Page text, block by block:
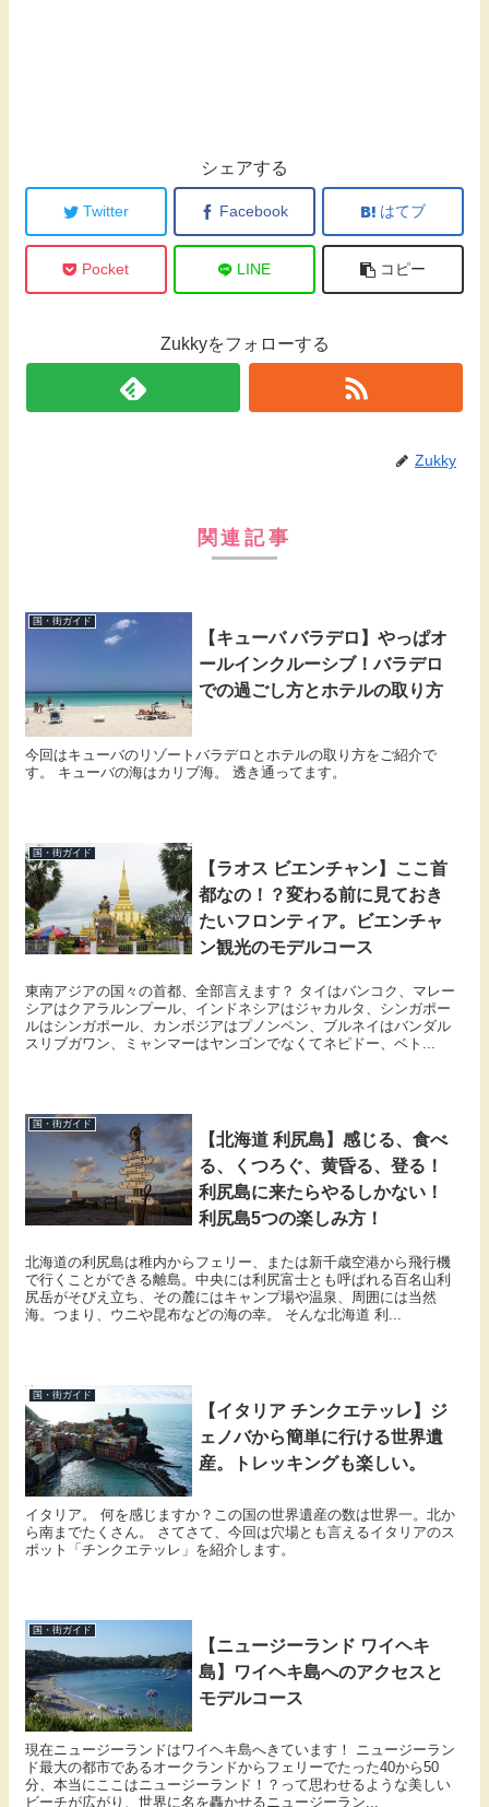
シェアする
Twitter Facebook はてブ
Pocket LINE コピー
Zukkyをフォローする
Zukky
関連記事
国・街ガイド
【キューバ バラデロ】やっぱオ
ールインクルーシブ！バラデロ
での過ごし方とホテルの取り方
今回はキューバのリゾートバラデロとホテルの取り方をご紹介で
す。 キューバの海はカリブ海。 透き通ってます。
国・街ガイド
【ラオス ビエンチャン】ここ首
都なの！？変わる前に見ておき
たいフロンティア。ビエンチャ
ン観光のモデルコース
東南アジアの国々の首都、全部言えます？ タイはバンコク、マレー
シアはクアラルンプール、インドネシアはジャカルタ、シンガポー
ルはシンガポール、カンボジアはプノンペン、ブルネイはバンダル
スリブガワン、ミャンマーはヤンゴンでなくてネピドー、ベト...
国・街ガイド
【北海道 利尻島】感じる、食べ
る、くつろぐ、黄昏る、登る！
利尻島に来たらやるしかない！
利尻島5つの楽しみ方！
北海道の利尻島は稚内からフェリー、または新千歳空港から飛行機
で行くことができる離島。中央には利尻富士とも呼ばれる百名山利
尻岳がそびえ立ち、その麓にはキャンプ場や温泉、周囲には当然
海。つまり、ウニや昆布などの海の幸。 そんな北海道 利...
国・街ガイド
【イタリア チンクエテッレ】ジ
ェノバから簡単に行ける世界遺
産。トレッキングも楽しい。
イタリア。 何を感じますか？この国の世界遺産の数は世界一。北か
ら南までたくさん。 さてさて、今回は穴場とも言えるイタリアのス
ポット「チンクエテッレ」を紹介します。
国・街ガイド
【ニュージーランド ワイヘキ
島】ワイヘキ島へのアクセスと
モデルコース
現在ニュージーランドはワイヘキ島へきています！ ニュージーラン
ド最大の都市であるオークランドからフェリーでたった40から50
分、本当にここはニュージーランド！？って思わせるような美しい
ビーチが広がり、世界に名を轟かせるニュージーラン...